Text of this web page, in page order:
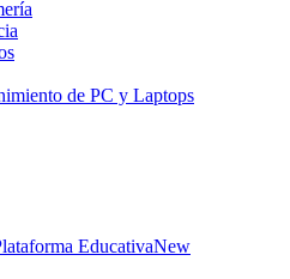
de PC y Laptops
EducativaNew